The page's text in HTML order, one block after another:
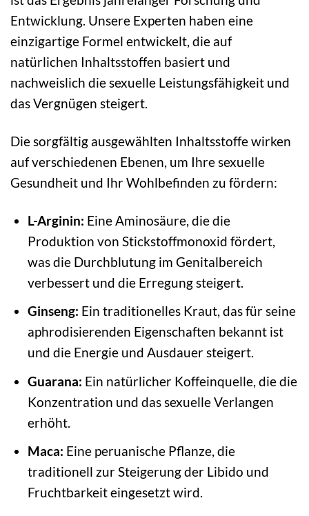
Entwicklung. Unsere Experten haben eine
einzigartige Formel entwickelt, die auf
natürlichen Inhaltsstoffen basiert und
nachweislich die sexuelle Leistungsfähigkeit und
das Vergnügen steigert.
Die sorgfältig ausgewählten Inhaltsstoffe wirken
auf verschiedenen Ebenen, um Ihre sexuelle
Gesundheit und Ihr Wohlbefinden zu fördern:
L-Arginin: Eine Aminosäure, die die
Produktion von Stickstoffmonoxid fördert,
was die Durchblutung im Genitalbereich
verbessert und die Erregung steigert.
Ginseng: Ein traditionelles Kraut, das für seine
aphrodisierenden Eigenschaften bekannt ist
und die Energie und Ausdauer steigert.
Guarana: Ein natürlicher Koffeinquelle, die die
Konzentration und das sexuelle Verlangen
erhöht.
Maca: Eine peruanische Pflanze, die
traditionell zur Steigerung der Libido und
Fruchtbarkeit eingesetzt wird.